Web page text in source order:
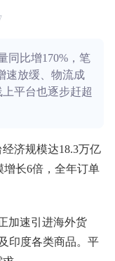
同比增170%，笔
速放缓、物流成
平台也逐步赶超
济规模达18.3万亿
增长6倍，全年订单
加速引进海外货
印度各类商品。平